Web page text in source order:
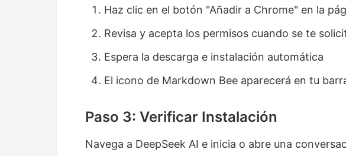
Haz clic en el botón "Añadir a Chrome" en la
Revisa y acepta los permisos cuando se te
Espera la descarga e instalación automática
El icono de Markdown Bee aparecerá en tu
Paso 3: Verificar Instalación
Navega a DeepSeek AI e inicia o abre una